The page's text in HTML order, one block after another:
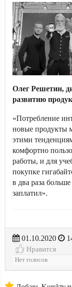
Олег Решетин,
развитию
«Потребление
новые продукты
этими
комфортно
работы, и для
покупке
в два раза
заплатил».
01.10.2020
Нравится
Нет голосов